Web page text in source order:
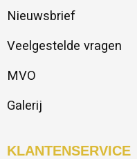
Nieuwsbrief
Veelgestelde vragen
MVO
Galerij
KLANTENSERVICE